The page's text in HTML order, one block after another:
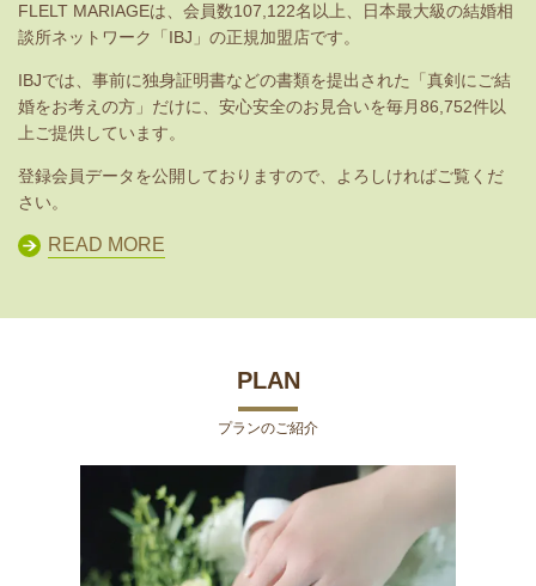
FLELT MARIAGEは、会員数107,122名以上、日本最大級の結婚相
談所ネットワーク「IBJ」の正規加盟店です。
IBJでは、事前に独身証明書などの書類を提出された「真剣にご結
婚をお考えの方」だけに、安心安全のお見合いを毎月86,752件以
上ご提供しています。
登録会員データを公開しておりますので、よろしければご覧くだ
さい。
READ MORE
PLAN
プランのご紹介